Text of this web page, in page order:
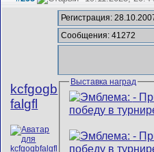
kcfgogb
falgfl
Регистрация:
Сообщения: 41272
Выставка наград